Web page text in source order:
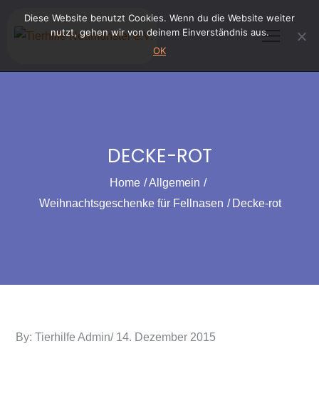
DECKE-ROT
Home
Allgemein
Weihnachtsgeschenke für Fellnasen
Decke-rot
By:Tierhilfe AdminPosted
14. Dezember 2015
Diese Website benutzt Cookies. Wenn du die Website weiter
nutzt, gehen wir von deinem Einverständnis aus.
OK